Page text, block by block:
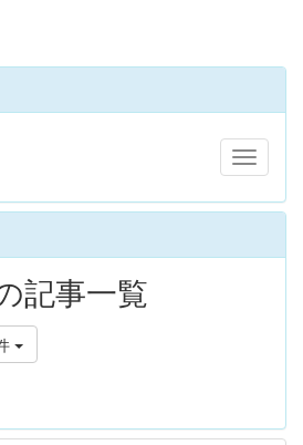
記事一覧